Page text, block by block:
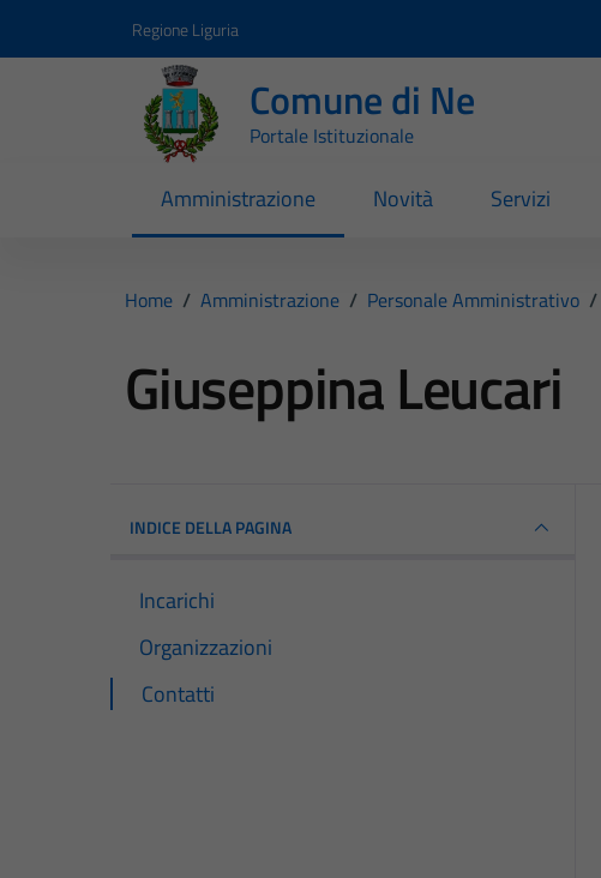
Regione Liguria
Comune di Ne
Portale Istituzionale
Amministrazione Novità Servizi
Home / Amministrazione / Personale Amministrativo /
Giuseppina Leucari
INDICE DELLA PAGINA
Incarichi
Organizzazioni
Contatti